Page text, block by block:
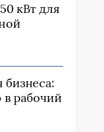
кВт для
бизнеса:
в рабочий